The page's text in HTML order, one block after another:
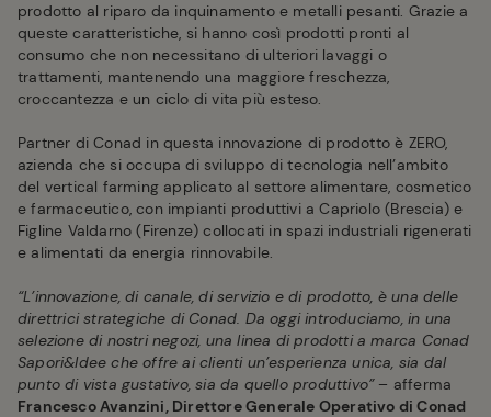
prodotto al riparo da inquinamento e metalli pesanti. Grazie a
queste caratteristiche, si hanno così prodotti pronti al
consumo che non necessitano di ulteriori lavaggi o
trattamenti, mantenendo una maggiore freschezza,
croccantezza e un ciclo di vita più esteso.
Partner di Conad in questa innovazione di prodotto è ZERO,
azienda che si occupa di sviluppo di tecnologia nell’ambito
del vertical farming applicato al settore alimentare, cosmetico
e farmaceutico, con impianti produttivi a Capriolo (Brescia) e
Figline Valdarno (Firenze) collocati in spazi industriali rigenerati
e alimentati da energia rinnovabile.
“L’innovazione, di canale, di servizio e di prodotto, è una delle
direttrici strategiche di Conad. Da oggi introduciamo, in una
selezione di nostri negozi, una linea di prodotti a marca Conad
Sapori&Idee che offre ai clienti un’esperienza unica, sia dal
punto di vista gustativo, sia da quello produttivo”– afferma
Francesco Avanzini, Direttore Generale Operativo di Conad